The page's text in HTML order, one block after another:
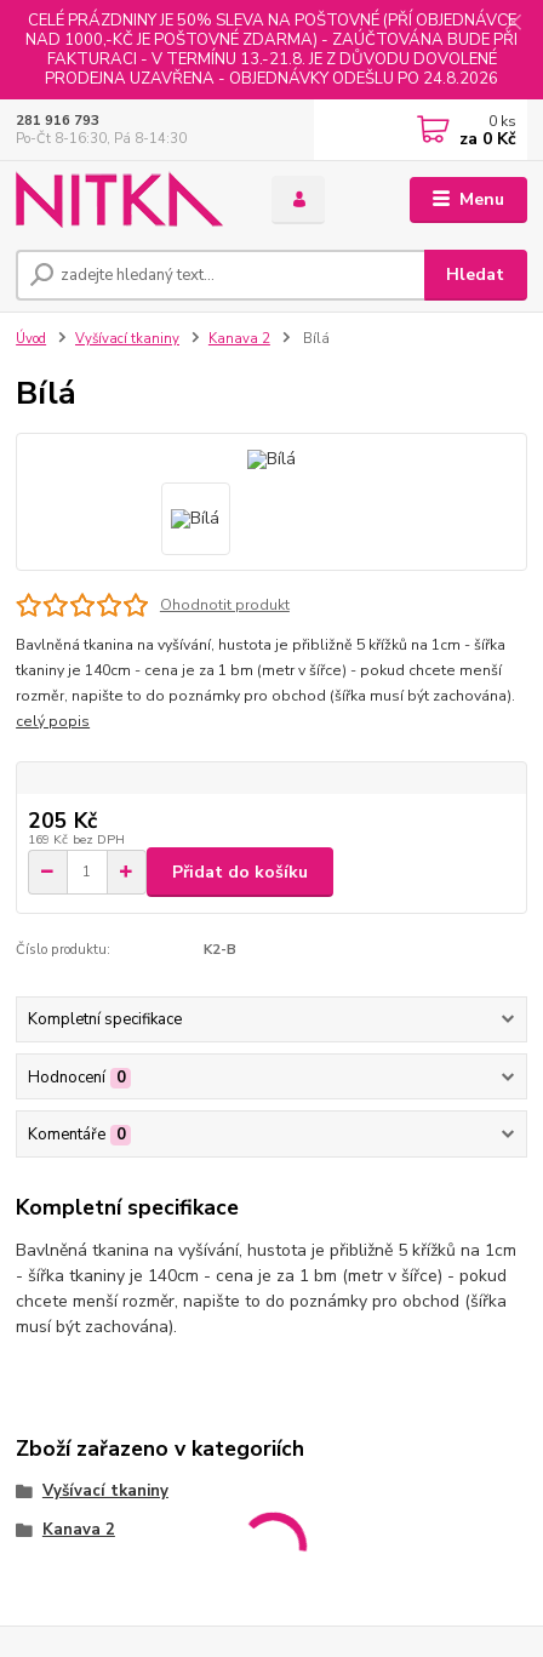
CELÉ PRÁZDNINY JE 50% SLEVA NA POŠTOVNÉ (PŘÍ OBJEDNÁVCE
NAD 1000,-KČ JE POŠTOVNÉ ZDARMA) - ZAÚČTOVÁNA BUDE PŘI
FAKTURACI - V TERMÍNU 13.-21.8. JE Z DŮVODU DOVOLENÉ
PRODEJNA UZAVŘENA - OBJEDNÁVKY ODEŠLU PO 24.8.2026
Menu
Hledat
281 916 793
Po-Čt 8-16:30, Pá 8-14:30
0 ks
za 0 Kč
Úvod Vyšívací tkaniny Kanava 2 Bílá
Bílá
Ohodnotit produkt
Bavlněná tkanina na vyšívání, hustota je přibližně 5 křížků na 1cm - šířka
tkaniny je 140cm - cena je za 1 bm (metr v šířce) - pokud chcete menší
rozměr, napište to do poznámky pro obchod (šířka musí být zachována).
celý popis
205 Kč
169 Kč bez DPH
Přidat do košíku
Číslo produktu: K2-B
Kompletní specifikace
Hodnocení 0
Komentáře 0
Kompletní specifikace
Bavlněná tkanina na vyšívání, hustota je přibližně 5 křížků na 1cm
- šířka tkaniny je 140cm - cena je za 1 bm (metr v šířce) - pokud
chcete menší rozměr, napište to do poznámky pro obchod (šířka
musí být zachována).
Zboží zařazeno v kategoriích
Vyšívací tkaniny
Kanava 2